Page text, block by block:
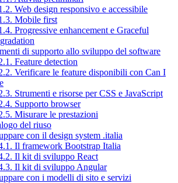
Web design responsivo e accessibile
Mobile first
Progressive enhancement e Graceful
di supporto allo sviluppo del software
Feature detection
Verificare le feature disponibili con Can I
Strumenti e risorse per CSS e JavaScript
Supporto browser
Misurare le prestazioni
del riuso
con il design system .italia
Il framework Bootstrap Italia
Il kit di sviluppo React
Il kit di sviluppo Angular
con i modelli di sito e servizi